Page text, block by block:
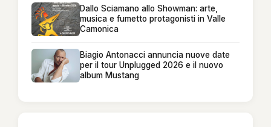
Dallo Sciamano allo Showman: arte,
musica e fumetto protagonisti in Valle
Camonica
Biagio Antonacci annuncia nuove date
per il tour Unplugged 2026 e il nuovo
album Mustang